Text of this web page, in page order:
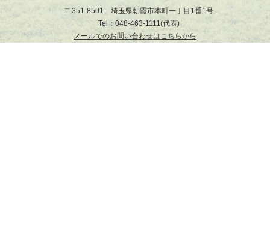
〒351-8501 埼玉県朝霞市本町一丁目1番1号
Tel：048-463-1111(代表)
メールでのお問い合わせはこちらから